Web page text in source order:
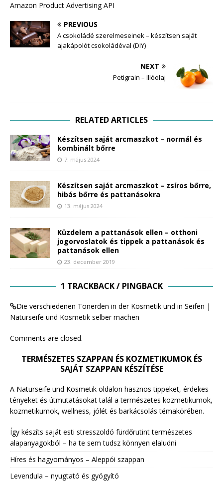
Amazon Product Advertising API
PREVIOUS
A csokoládé szerelmeseinek – készítsen saját
ajakápolót csokoládéval (DIY)
NEXT
Petigrain – Illóolaj
RELATED ARTICLES
Készítsen saját arcmaszkot – normál és
kombinált bőrre
7. május 2024
Készítsen saját arcmaszkot – zsíros bőrre,
hibás bőrre és pattanásokra
13. május 2024
Küzdelem a pattanások ellen – otthoni
jogorvoslatok és tippek a pattanások és
pattanások ellen
23. december 2019
1 TRACKBACK / PINGBACK
Die verschiedenen Tonerden in der Kosmetik und in Seifen |
Naturseife und Kosmetik selber machen
Comments are closed.
TERMÉSZETES SZAPPAN ÉS KOZMETIKUMOK ÉS
SAJÁT SZAPPAN KÉSZÍTÉSE
A Naturseife und Kosmetik oldalon hasznos tippeket, érdekes
tényeket és útmutatásokat talál a természetes kozmetikumok,
kozmetikumok, wellness, jólét és barkácsolás témakörében.
Így készíts saját esti stresszoldó fürdőrutint természetes
alapanyagokból – ha te sem tudsz könnyen elaludni
Híres és hagyományos – Aleppói szappan
Levendula – nyugtató és gyógyító